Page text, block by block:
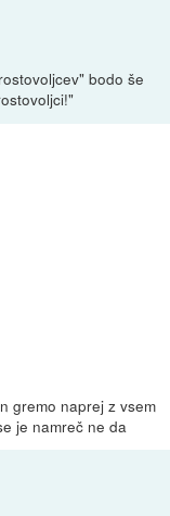
bodo še
gremo naprej z vsem
je namreč ne da